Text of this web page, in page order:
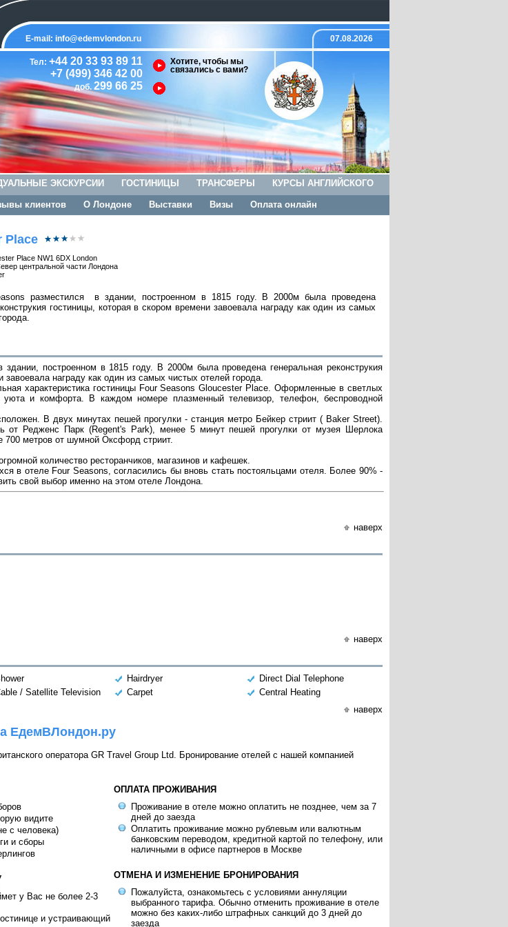
E-mail: info@edemvlondon.ru 07.08.2026
Тел: +44 20 33 93 89 11
+7 (499) 346 42 00
доб. 299 66 25
Хотите, чтобы мы
связались с вами?
ЭКСКУРСИИ ГОСТИНИЦЫ ТРАНСФЕРЫ КУРСЫ АНГЛИЙСКОГО
клиентов О Лондоне Выставки Визы Оплата онлайн
Place
Place NW1 6DX London
центральной части Лондона
разместился в здании, построенном в 1815 году. В 2000м была проведена
гостиницы, которая в скором времени завоевала награду как один из самых
построенном в 1815 году. В 2000м была проведена генеральная реконструкия
завоевала награду как один из самых чистых отелей города.
характеристика гостиницы Four Seasons Gloucester Place. Оформленные в светлых
и комфорта. В каждом номере плазменный телевизор, телефон, беспроводной
В двух минутах пешей прогулки - станция метро Бейкер стриит ( Baker Street).
от Редженс Парк (Regent's Park), менее 5 минут пешей прогулки от музея Шерлока
метров от шумной Оксфорд стриит.
количество ресторанчиков, магазинов и кафешек.
в отеле Four Seasons, согласились бы вновь стать постояльцами отеля. Более 90% -
свой выбор именно на этом отеле Лондона.
наверх
наверх
Hairdryer
Direct Dial Telephone
/ Satellite Television Carpet
Central Heating
наверх
ЕдемВЛондон.ру
оператора GR Travel Group Ltd. Бронирование отелей с нашей компанией
видите
с человека)
и сборы
у Вас не более 2-3
и устраивающий
ОПЛАТА ПРОЖИВАНИЯ
Проживание в отеле можно оплатить не позднее, чем за 7
дней до заезда
Оплатить проживание можно рублевым или валютным
банковским переводом, кредитной картой по телефону, или
наличными в офисе партнеров в Москве
ОТМЕНА И ИЗМЕНЕНИЕ БРОНИРОВАНИЯ
Пожалуйста, ознакомьтесь с условиями аннуляции
выбранного тарифа. Обычно отменить проживание в отеле
можно без каких-либо штрафных санкций до 3 дней до
заезда